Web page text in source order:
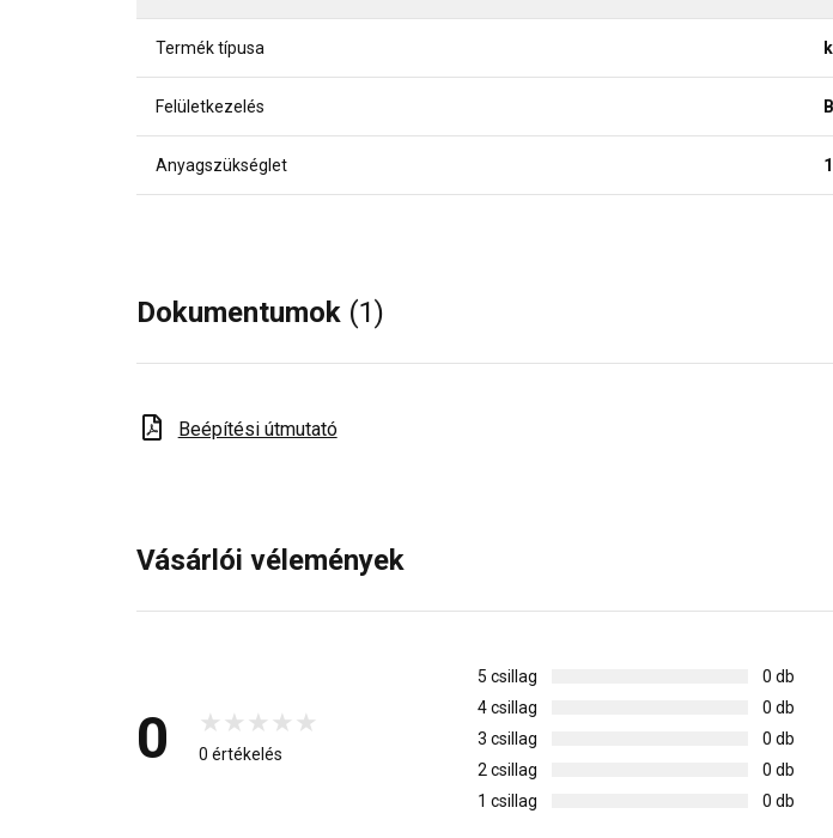
Termék típusa
Felületkezelés
Anyagszükséglet
Dokumentumok (1)
Beépítési útmutató
Vásárlói vélemények
0 0 értékelés
5 csillag
0 db
4 csillag
0 db
3 csillag
0 db
2 csillag
0 db
1 csillag
0 db